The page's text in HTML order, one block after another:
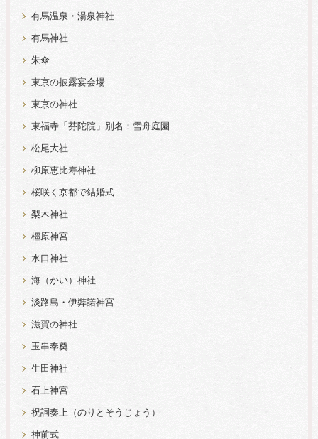
有馬温泉・湯泉神社
有馬神社
朱傘
東京の披露宴会場
東京の神社
東福寺「芬陀院」別名：雪舟庭園
松尾大社
柳原恵比寿神社
桜咲く京都で結婚式
梨木神社
橿原神宮
水口神社
海（かい）神社
淡路島・伊弉諾神宮
滋賀の神社
玉串奉奠
生田神社
石上神宮
祝詞奏上（のりとそうじょう）
神前式